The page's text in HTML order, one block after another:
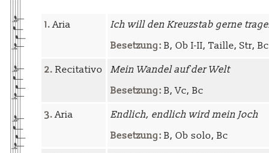
1.Aria
Ich will den Kreuzstab gerne
Besetzung: B, Ob I-II, Taille, Str, Bc
2. Recitativo
Mein Wandel auf der Welt
Besetzung: B, Vc, Bc
3.Aria
Endlich, endlich wird mein Joch
Besetzung: B, Ob solo, Bc